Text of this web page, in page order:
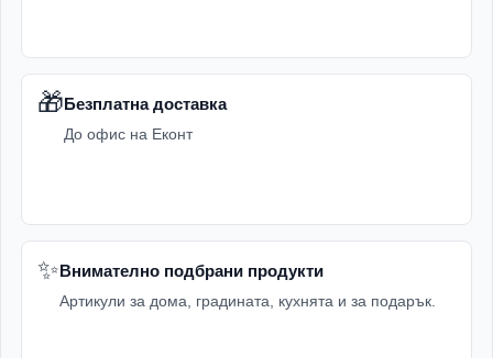
🎁 Безплатна доставка
До офис на Еконт
✨ Внимателно подбрани продукти
Артикули за дома, градината, кухнята и за подарък.